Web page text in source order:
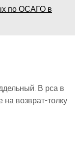
по ОСАГО в
В рса в
на возврат-толку